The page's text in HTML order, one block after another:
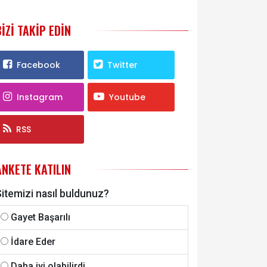
TAKIP EDIN
Facebook Twitter
Instagram Youtube
RSS
KATILIN
nasıl buldunuz?
Gayet Başarılı
İdare Eder